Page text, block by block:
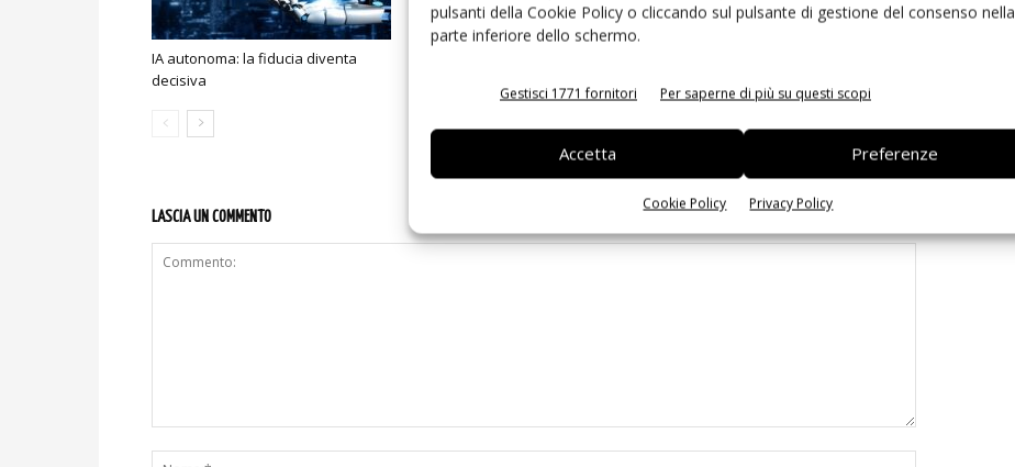
pulsanti della Cookie Policy o cliccando sul pulsante di gestione del consenso nella
parte inferiore dello schermo.
Gestisci 1771 fornitori Per saperne di più su questi scopi
Accetta Preferenze
Cookie Policy Privacy Policy
IA autonoma: la fiducia diventa
decisiva
LASCIA UN COMMENTO